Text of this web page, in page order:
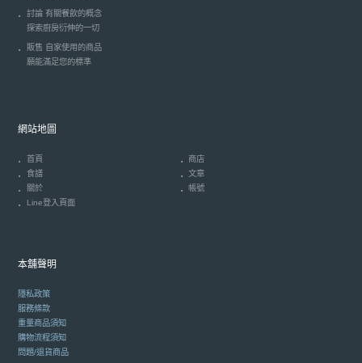
討論 有關餐飲的概念
探索廚房衍伸的一切
販售 自家使用的商品
願能滿足您的標準
網站地圖
首頁
商店
食譜
文章
關於
帳號
Line登入頁面
本舖聲明
隱私政策
服務條款
重量商品須知
購物流程須知
問題/退貨商品